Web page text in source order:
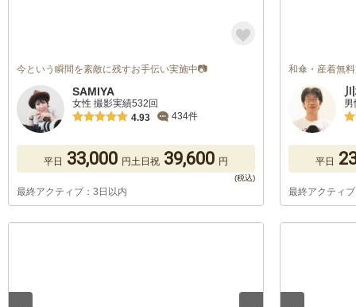
今という瞬間を素敵に残すお手伝い実施中📷
SAMIYA
女性 撮影実績532回
4.93
434件
平日 33,000 円土日祝 39,600 円
最終アクティブ：3日以内
和傘・産着無
平日
最終アクティ